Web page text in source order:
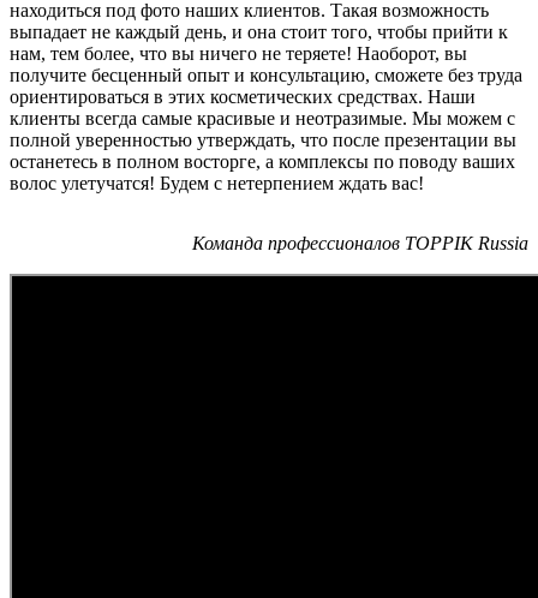
находиться под фото наших клиентов. Такая возможность
выпадает не каждый день, и она стоит того, чтобы прийти к
нам, тем более, что вы ничего не теряете! Наоборот, вы
получите бесценный опыт и консультацию, сможете без труда
ориентироваться в этих косметических средствах. Наши
клиенты всегда самые красивые и неотразимые. Мы можем с
полной уверенностью утверждать, что после презентации вы
останетесь в полном восторге, а комплексы по поводу ваших
волос улетучатся! Будем с нетерпением ждать вас!
Команда профессионалов TOPPIK Russia